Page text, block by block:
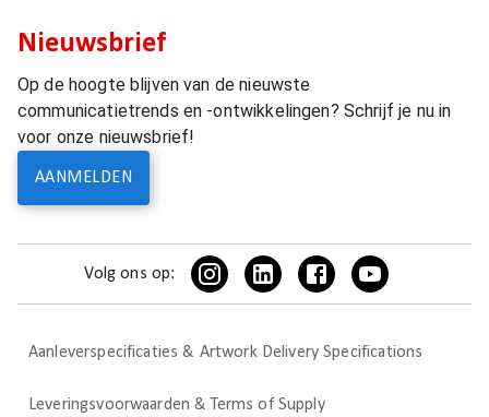
Nieuwsbrief
Op de hoogte blijven van de nieuwste
communicatietrends en -ontwikkelingen? Schrijf je nu in
voor onze nieuwsbrief!
AANMELDEN
Volg ons op:
Aanleverspecificaties & Artwork Delivery Specifications
Leveringsvoorwaarden & Terms of Supply